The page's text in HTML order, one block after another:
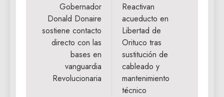
entradas
Gobernador
Donald Donaire
sostiene contacto
directo con las
bases en
vanguardia
Revolucionaria
Reactivan
acueducto en
Libertad de
Orituco tras
sustitución de
cableado y
mantenimiento
técnico